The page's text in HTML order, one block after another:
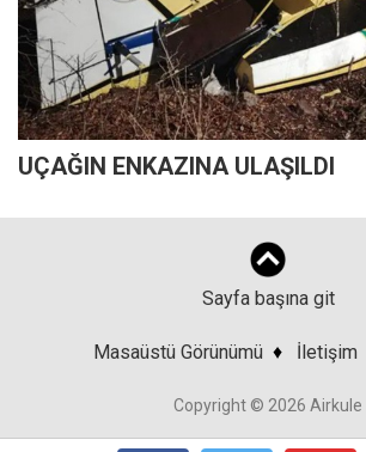
UÇAĞIN ENKAZINA ULAŞILDI
Sayfa başına git
Masaüstü Görünümü ♦ İletişim
Copyright © 2026 Airkule